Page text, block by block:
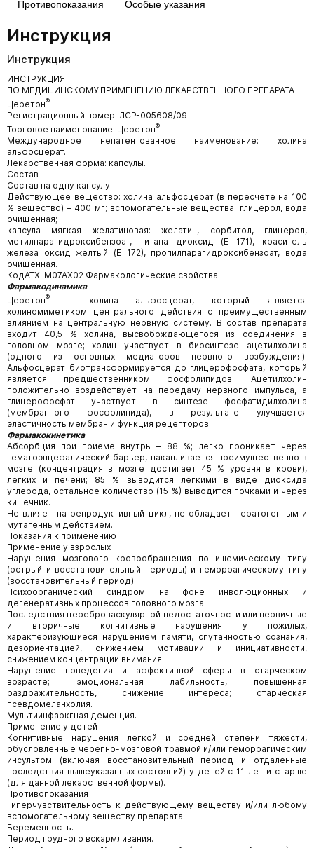
Противопоказания Особые указания
Инструкция
Инструкция
ИНСТРУКЦИЯ
ПО МЕДИЦИНСКОМУ ПРИМЕНЕНИЮ ЛЕКАРСТВЕННОГО ПРЕПАРАТА
Церетон®
Регистрационный номер: ЛСР-005608/09
Торговое наименование: Церетон®
Международное непатентованное наименование: холина
альфосцерат.
Лекарственная форма: капсулы.
Состав
Состав на одну капсулу
Действующее вещество: холина альфосцерат (в пересчете на 100
% вещество) ­­– 400 мг; вспомогательные вещества: глицерол, вода
очищенная;
капсула мягкая желатиновая: желатин, сорбитол, глицерол,
метилпарагидроксибензоат, титана диоксид (Е 171), краситель
железа оксид желтый (Е 172), пропилпарагидроксибензоат, вода
очищенная.
КодАТХ: М07АХ02 Фармакологические свойства
Фармакодинамика
Церетон®
– холина альфосцерат, который является
холиномиметиком центрального действия с преимущественным
влиянием на центральную нервную систему. В состав препарата
входит 40,5 % холина, высвобождающегося из соединения в
головном мозге; холин участвует в биосинтезе ацетилхолина
(одного из основных медиаторов нервного возбуждения).
Альфосцерат биотрансформируется до глицерофосфата, который
является предшественником фосфолипидов. Ацетилхолин
положительно воздействует на передачу нервного импульса, а
глицерофосфат участвует в синтезе фосфатидилхолина
(мембранного фосфолипида), в результате улучшается
эластичность мембран и функция рецепторов.
Фармакокинетика
Абсорбция при приеме внутрь – 88 %; легко проникает через
гематоэнцефалический барьер, накапливается преимущественно в
мозге (концентрация в мозге достигает 45 % уровня в крови),
легких и печени; 85 % выводится легкими в виде диоксида
углерода, остальное количество (15 %) выводится почками и через
кишечник.
Не влияет на репродуктивный цикл, не обладает тератогенным и
мутагенным действием.
Показания к применению
Применение у взрослых
Нарушения мозгового кровообращения по ишемическому типу
(острый и восстановительный периоды) и геморрагическому типу
(восстановительный период).
Психоорганический синдром на фоне инволюционных и
дегенеративных процессов головного мозга.
Последствия цереброваскулярной недостаточности или первичные
и вторичные когнитивные нарушения у пожилых,
характеризующиеся нарушением памяти, спутанностью сознания,
дезориентацией, снижением мотивации и инициативности,
снижением концентрации внимания.
Нарушение поведения и аффективной сферы в старческом
возрасте; эмоциональная лабильность, повышенная
раздражительность, снижение интереса; старческая
псевдомеланхолия.
Мультиинфаркгная деменция.
Применение у детей
Когнитивные нарушения легкой и средней степени тяжести,
обусловленные черепно-мозговой травмой и/или геморрагическим
инсультом (включая восстановительный период и отдаленные
последствия вышеуказанных состояний) у детей с 11 лет и старше
(для данной лекарственной формы).
Противопоказания
Гиперчувствительность к действующему веществу и/или любому
вспомогательному веществу препарата.
Беременность.
Период грудного вскармливания.